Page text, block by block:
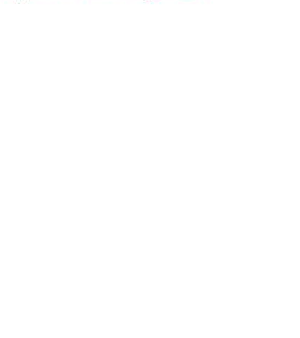
dışında Kullanılmadığı Müddetçe